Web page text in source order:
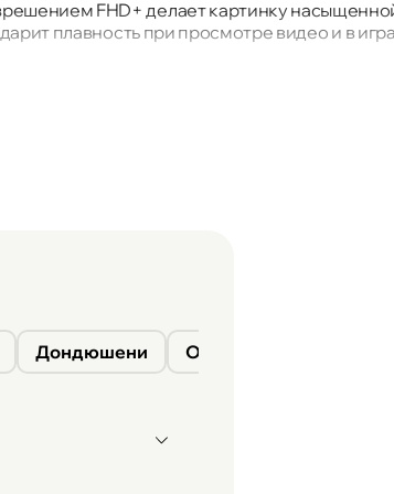
FHD+ делает картинку
плавность при просмотре видео и в
и не думать о розетке. Смартфон
Дондюшени Окница